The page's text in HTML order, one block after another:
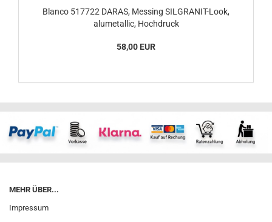
Blanco 517722 DARAS, Messing SILGRANIT-Look,
alumetallic, Hochdruck
58,00 EUR
MEHR ÜBER...
Impressum